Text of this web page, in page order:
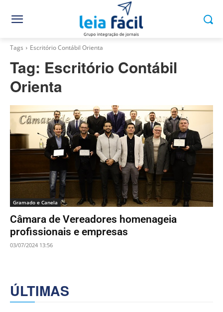
Tags Escritório Contábil Orienta
Tag: Escritório Contábil
Orienta
Gramado e Canela
Câmara de Vereadores homenageia
profissionais e empresas
03/07/2024 13:56
ÚLTIMAS